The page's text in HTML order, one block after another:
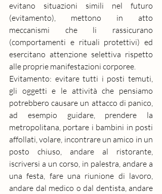
evitano situazioni simili nel futuro
(evitamento), mettono in atto
meccanismi che li rassicurano
(comportamenti e rituali protettivi) ed
esercitano attenzione selettiva rispetto
alle proprie manifestazioni corporee.
Evitamento: evitare tutti i posti temuti,
gli oggetti e le attività che pensiamo
potrebbero causare un attacco di panico,
ad esempio guidare, prendere la
metropolitana, portare i bambini in posti
affollati, volare, incontrare un amico in un
posto chiuso, andare al ristorante,
iscriversi a un corso, in palestra, andare a
una festa, fare una riunione di lavoro,
andare dal medico o dal dentista, andare